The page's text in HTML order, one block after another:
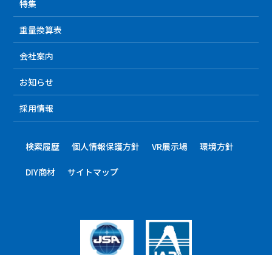
特集
重量換算表
会社案内
お知らせ
採用情報
検索履歴 個人情報保護方針 VR展示場 環境方針
DIY商材 サイトマップ